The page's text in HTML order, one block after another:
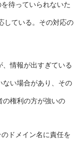
待っていられないた
している。その対応の
情報が出すぎている
ない場合があり、その
の権利の方が強いの
ドメイン名に責任を